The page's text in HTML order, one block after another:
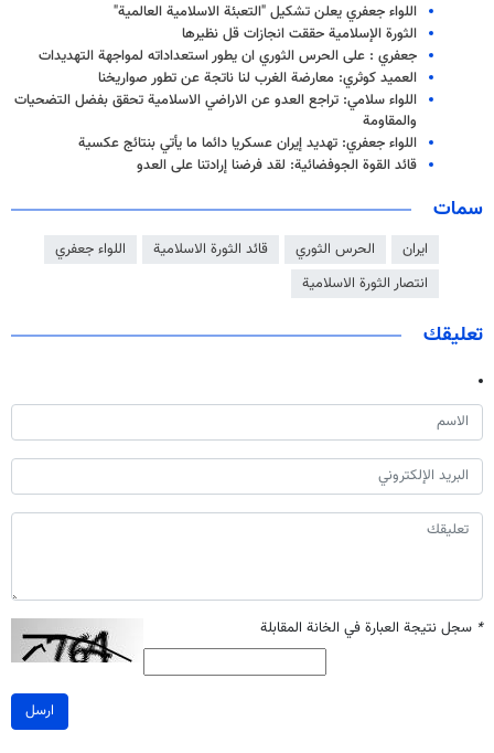
اللواء جعفري يعلن تشكيل "التعبئة الاسلامية العالمية"
الثورة الإسلامية حققت انجازات قل نظيرها
جعفري : على الحرس الثوري ان يطور استعداداته لمواجهة التهديدات
العميد كوثري: معارضة الغرب لنا ناتجة عن تطور صواريخنا
اللواء سلامي: تراجع العدو عن الاراضي الاسلامية تحقق بفضل التضحيات
والمقاومة
اللواء جعفري: تهديد إيران عسكريا دائما ما يأتي بنتائج عكسية
قائد القوة الجوفضائية: لقد فرضنا إرادتنا على العدو
سمات
ايران الحرس الثوري قائد الثورة الاسلامية
اللواء جعفري
انتصار الثورة الاسلامية
تعليقك
* سجل نتيجة العبارة في الخانة المقابلة
ارسل